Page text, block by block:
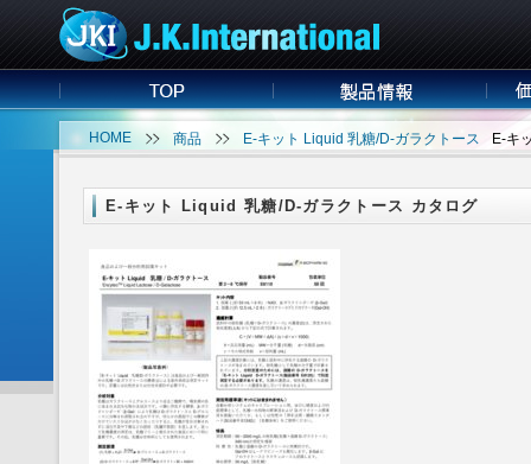
HOME 商品 E-キット Liquid 乳糖/D-ガラクトース E-キ
E-キット Liquid 乳糖/D-ガラクトース カタログ